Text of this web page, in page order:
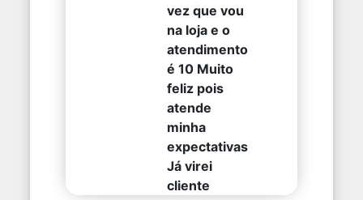
vez que vou
na loja e o
atendimento
é 10 Muito
feliz pois
atende
minha
expectativas
Já virei
cliente